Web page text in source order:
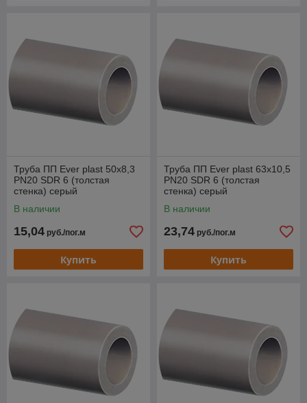
Труба ПП Ever plast 50x8,3
PN20 SDR 6 (толстая
стенка) серый
В наличии
15,04 руб./пог.м
Купить
Труба ПП Ever plast 63x10,5
PN20 SDR 6 (толстая
стенка) серый
В наличии
23,74 руб./пог.м
Купить